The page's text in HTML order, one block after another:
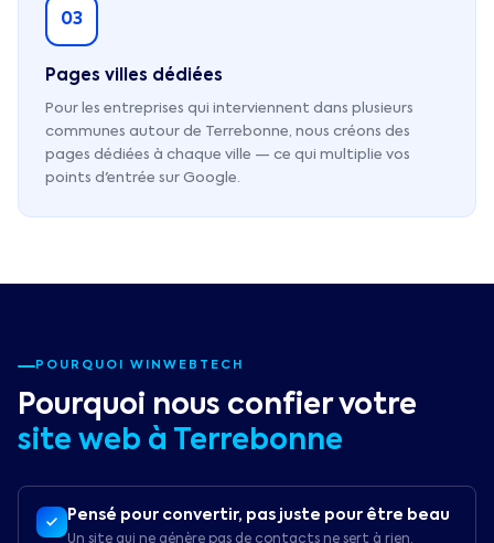
03
Pages villes dédiées
Pour les entreprises qui interviennent dans plusieurs
communes autour de Terrebonne, nous créons des
pages dédiées à chaque ville — ce qui multiplie vos
points d'entrée sur Google.
POURQUOI WINWEBTECH
Pourquoi nous confier votre
site web à Terrebonne
Pensé pour convertir, pas juste pour être beau
Un site qui ne génère pas de contacts ne sert à rien.